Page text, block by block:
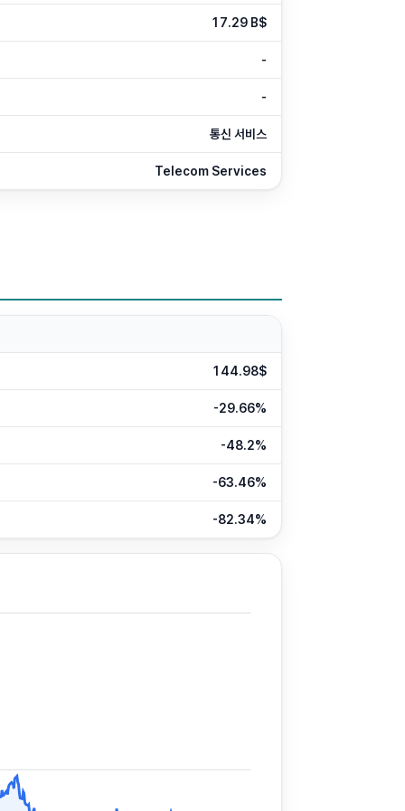
17.29 B$
-
-
통신 서비스
Telecom Services
144.98$
-29.66%
-48.2%
-63.46%
-82.34%